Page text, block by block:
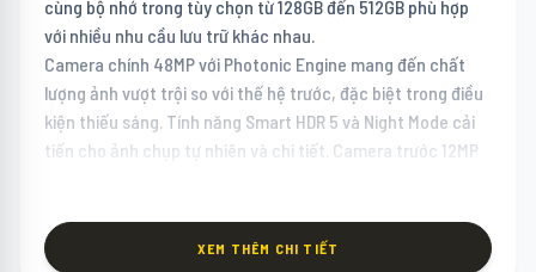
cùng bộ nhớ trong tùy chọn từ 128GB đến 512GB phù hợp
với nhiều nhu cầu lưu trữ khác nhau.
Camera chính 48MP với Photonic Engine mang đến chất
lượng ảnh vượt trội so với thế hệ trước, đặc biệt trong điều
kiện thiếu sáng. Tính năng Smart HDR 5 và Night Mode cải
tiến cho ảnh chụp tự nhiên và chi tiết. Camera trước 12MP
Pin & Kết Nối IPhone 15
Thời lượng pin 20 giờ xem video với sạc MagSafe 15W và
XEM THÊM CHI TIẾT